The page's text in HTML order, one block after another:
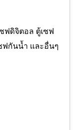
ฟดิจิตอล ตู้เซฟ
ฟกันน้ำ และอื่นๆ